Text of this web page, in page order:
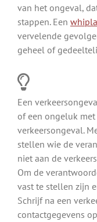
van het ongeval,
stappen. Een
vervelende
geheel of
Een
of een ongeluk
verkeersongeval.
stellen wie de
niet aan de
Om de
vast te stellen zijn
Schrijf na een
contactgegevens